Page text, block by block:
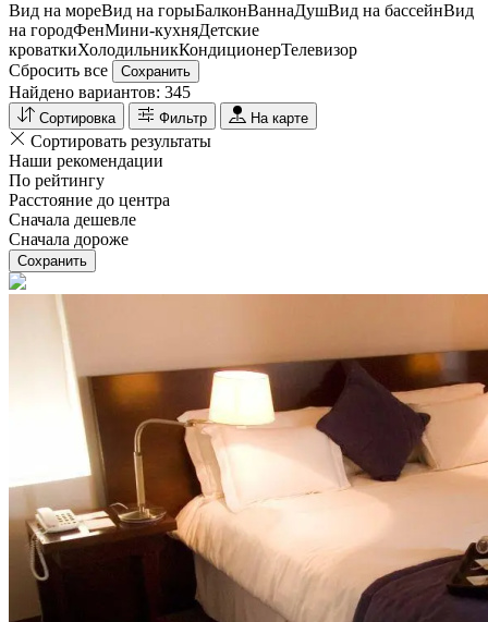
Вид на мореВид на горыБалконВаннаДушВид на бассейнВид
на городФенМини-кухняДетские
кроваткиХолодильникКондиционерТелевизор
Сбросить все
Сохранить
Найдено вариантов: 345
Сортировка Фильтр На карте
Сортировать результаты
Наши рекомендации
По рейтингу
Расстояние до центра
Сначала дешевле
Сначала дороже
Сохранить